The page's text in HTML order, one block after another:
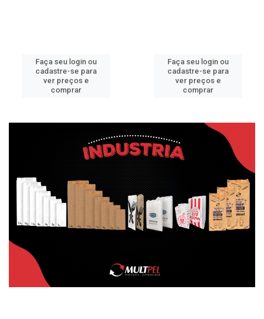
Faça seu login ou
cadastre-se para
ver preços e
comprar
Faça seu login ou
cadastre-se para
ver preços e
comprar